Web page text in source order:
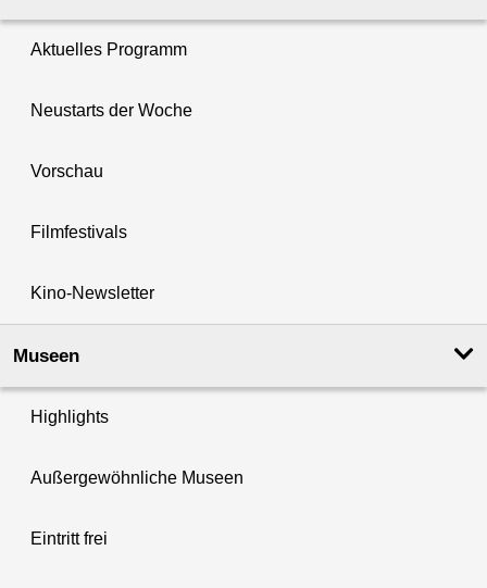
Aktuelles Programm
Neustarts der Woche
Vorschau
Filmfestivals
Kino-Newsletter
Museen
Highlights
Außergewöhnliche Museen
Eintritt frei